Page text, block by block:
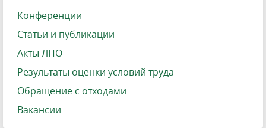
Конференции
Статьи и публикации
Акты ЛПО
Результаты оценки условий труда
Обращение с отходами
Вакансии